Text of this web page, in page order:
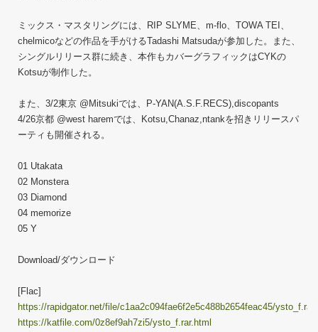
ミックス・マスタリングには、RIP SLYME、m-flo、TOWA TEI、
chelmicoなどの作品を手がけるTadashi Matsudaが参加した。また、
シングルリリース群に続き、本作もカバーグラフィックはCYKの
Kotsuが制作した。
また、3/2東京 @Mitsukiでは、P-YAN(A.S.F.RECS),discopants
4/26京都 @west haremでは、Kotsu,Chanaz,ntankを招きリリースパ
ーティも開催される。
01 Utakata
02 Monstera
03 Diamond
04 memorize
05 Y
Download/ダウンロード
[Flac]
https://rapidgator.net/file/c1aa2c094fae6f2e5c488b2654feac45/
https://katfile.com/0z8ef9ah7zi5/ysto_f.rar.html